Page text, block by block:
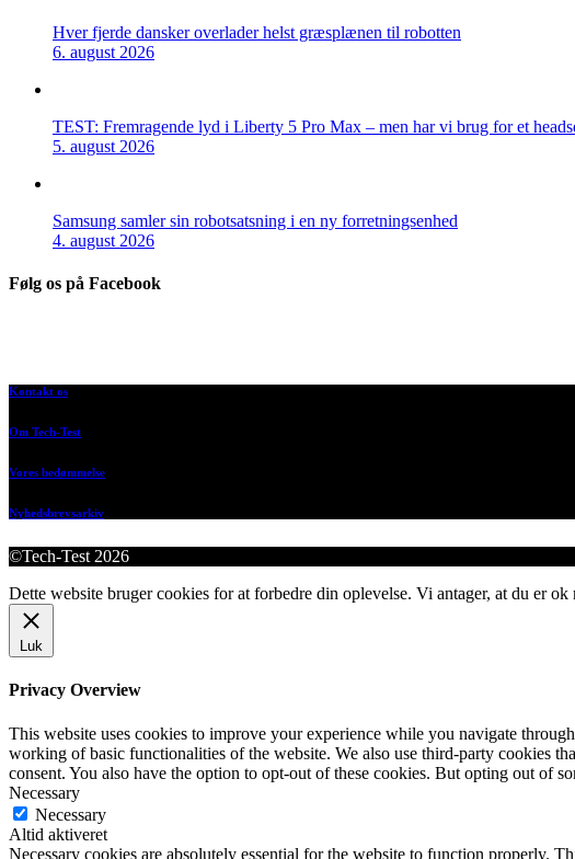
Hver fjerde dansker overlader helst græsplænen til robotten
6. august 2026
TEST: Fremragende lyd i Liberty 5 Pro Max – men har vi brug for et
5. august 2026
Samsung samler sin robotsatsning i en ny forretningsenhed
4. august 2026
Følg os på Facebook
Kontakt os
Om Tech-Test
Vores bedømmelse
Nyhedsbrevsarkiv
©Tech-Test 2026
Dette website bruger cookies for at forbedre din oplevelse. Vi antager, at du er
Luk
Privacy Overview
This website uses cookies to improve your experience while you navigate
working of basic functionalities of the website. We also use third-party cookies
consent. You also have the option to opt-out of these cookies. But opting out of
Necessary
Necessary
Altid aktiveret
Necessary cookies are absolutely essential for the website to function properly.